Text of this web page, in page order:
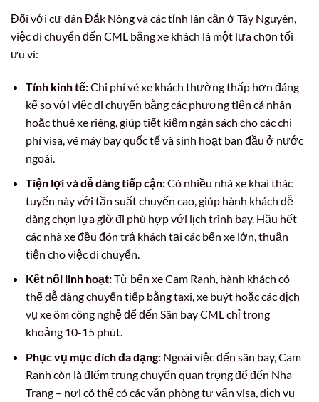
Đối với cư dân Đắk Nông và các tỉnh lân cận ở Tây Nguyên,
việc di chuyển đến CML bằng xe khách là một lựa chọn tối
ưu vì:
Tính kinh tế:Chi phí vé xe khách thường thấp hơn đáng
kể so với việc di chuyển bằng các phương tiện cá nhân
hoặc thuê xe riêng, giúp tiết kiệm ngân sách cho các chi
phí visa, vé máy bay quốc tế và sinh hoạt ban đầu ở nước
ngoài.
Tiện lợi và dễ dàng tiếp cận:Có nhiều nhà xe khai thác
tuyến này với tần suất chuyến cao, giúp hành khách dễ
dàng chọn lựa giờ đi phù hợp với lịch trình bay. Hầu hết
các nhà xe đều đón trả khách tại các bến xe lớn, thuận
tiện cho việc di chuyển.
Kết nối linh hoạt:Từ bến xe Cam Ranh, hành khách có
thể dễ dàng chuyển tiếp bằng taxi, xe buýt hoặc các dịch
vụ xe ôm công nghệ để đến Sân bay CML chỉ trong
khoảng 10-15 phút.
Phục vụ mục đích đa dạng:Ngoài việc đến sân bay, Cam
Ranh còn là điểm trung chuyển quan trọng để đến Nha
Trang – nơi có thể có các văn phòng tư vấn visa, dịch vụ